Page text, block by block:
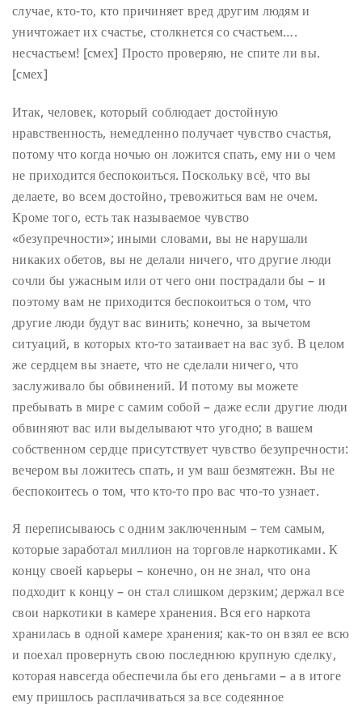
случае, кто-то, кто причиняет вред другим людям и
уничтожает их счастье, столкнется со счастьем….
несчастьем! [смех] Просто проверяю, не спите ли вы.
[смех]
Итак, человек, который соблюдает достойную
нравственность, немедленно получает чувство счастья,
потому что когда ночью он ложится спать, ему ни о чем
не приходится беспокоиться. Поскольку всё, что вы
делаете, во всем достойно, тревожиться вам не очем.
Кроме того, есть так называемое чувство
«безупречности»; иными словами, вы не нарушали
никаких обетов, вы не делали ничего, что другие люди
сочли бы ужасным или от чего они пострадали бы – и
поэтому вам не приходится беспокоиться о том, что
другие люди будут вас винить; конечно, за вычетом
ситуаций, в которых кто-то затаивает на вас зуб. В целом
же сердцем вы знаете, что не сделали ничего, что
заслуживало бы обвинений. И потому вы можете
пребывать в мире с самим собой – даже если другие люди
обвиняют вас или выделывают что угодно; в вашем
собственном сердце присутствует чувство безупречности:
вечером вы ложитесь спать, и ум ваш безмятежн. Вы не
беспокоитесь о том, что кто-то про вас что-то узнает.
Я переписываюсь с одним заключенным – тем самым,
которые заработал миллион на торговле наркотиками. К
концу своей карьеры – конечно, он не знал, что она
подходит к концу – он стал слишком дерзким; держал все
свои наркотики в камере хранения. Вся его наркота
хранилась в одной камере хранения; как-то он взял ее всю
и поехал провернуть свою последнюю крупную сделку,
которая навсегда обеспечила бы его деньгами – а в итоге
ему пришлось расплачиваться за все содеянное